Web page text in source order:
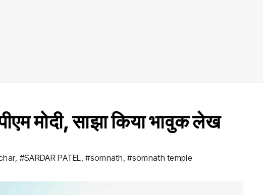
मोदी, साझा किया भावुक लेख
, #SARDAR PATEL,#somnath,#somnath temple